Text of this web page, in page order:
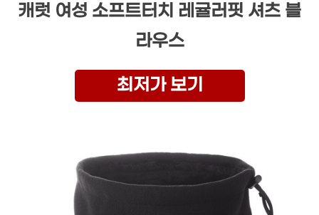
캐럿 여성 소프트터치 레귤러핏 셔츠 블
라우스
최저가 보기